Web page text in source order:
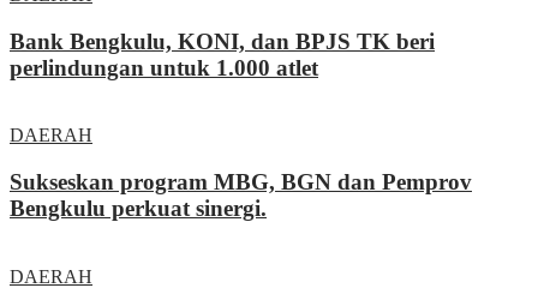
Bank Bengkulu, KONI, dan BPJS TK beri
perlindungan untuk 1.000 atlet
DAERAH
Sukseskan program MBG, BGN dan Pemprov
Bengkulu perkuat sinergi.
DAERAH